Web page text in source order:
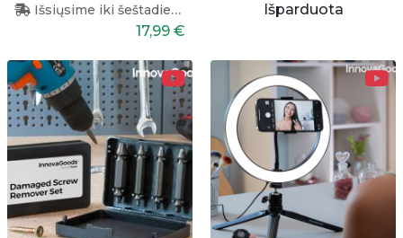
Išsiųsime iki šeštadienio
17,99 €
Išparduota